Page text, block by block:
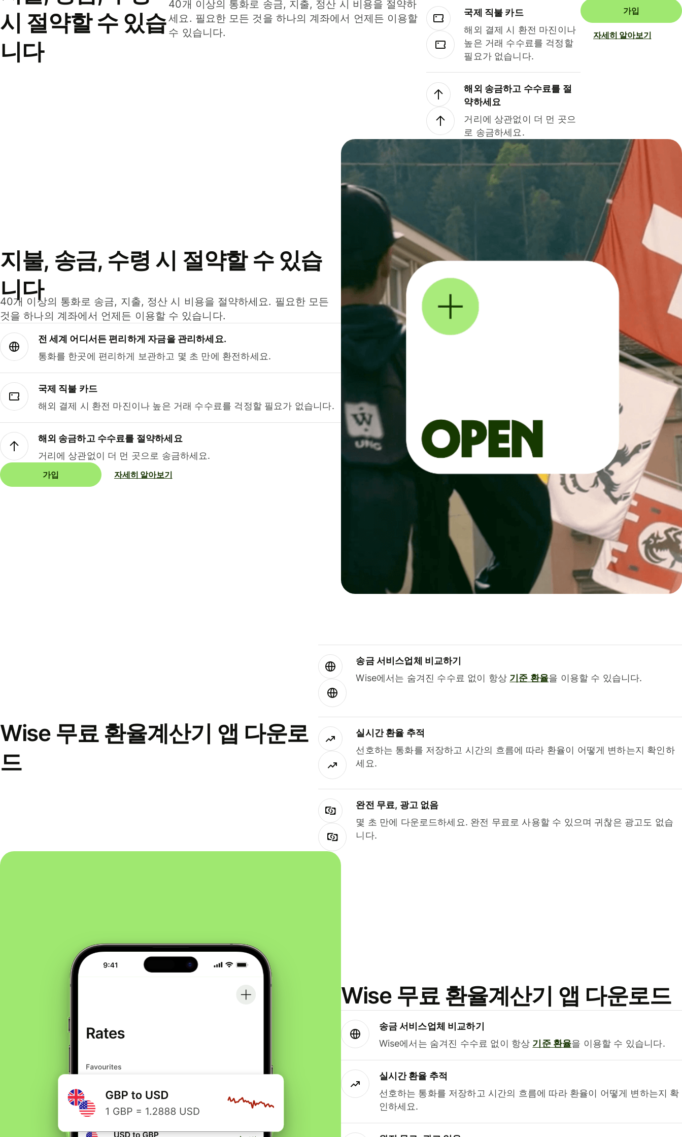
시 절약할 수 있습
니다
40개 이상의 통화로 송금, 지출, 정산 시 비용을 절약하
세요. 필요한 모든 것을 하나의 계좌에서 언제든 이용할
수 있습니다.
국제 직불 카드
해외 결제 시 환전 마진이나
높은 거래 수수료를 걱정할
필요가 없습니다.
해외 송금하고 수수료를 절
약하세요
거리에 상관없이 더 먼 곳으
로 송금하세요.
가입
자세히 알아보기
지불, 송금, 수령 시 절약할 수 있습
니다
40개 이상의 통화로 송금, 지출, 정산 시 비용을 절약하세요. 필요한 모든
것을 하나의 계좌에서 언제든 이용할 수 있습니다.
전 세계 어디서든 편리하게 자금을 관리하세요.
통화를 한곳에 편리하게 보관하고 몇 초 만에 환전하세요.
국제 직불 카드
해외 결제 시 환전 마진이나 높은 거래 수수료를 걱정할 필요가 없습니다.
해외 송금하고 수수료를 절약하세요
거리에 상관없이 더 먼 곳으로 송금하세요.
가입 자세히 알아보기
Wise 무료 환율계산기 앱 다운로
드
송금 서비스업체 비교하기
Wise에서는 숨겨진 수수료 없이 항상 기준 환율을 이용할 수 있습니다.
실시간 환율 추적
선호하는 통화를 저장하고 시간의 흐름에 따라 환율이 어떻게 변하는지 확인하
세요.
완전 무료, 광고 없음
몇 초 만에 다운로드하세요. 완전 무료로 사용할 수 있으며 귀찮은 광고도 없습
니다.
Wise 무료 환율계산기 앱 다운로드
송금 서비스업체 비교하기
Wise에서는 숨겨진 수수료 없이 항상 기준 환율을 이용할 수 있습니다.
실시간 환율 추적
선호하는 통화를 저장하고 시간의 흐름에 따라 환율이 어떻게 변하는지 확
인하세요.